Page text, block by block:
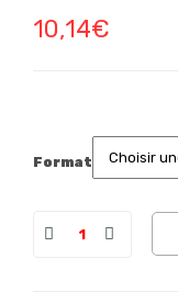
10,14€
Format